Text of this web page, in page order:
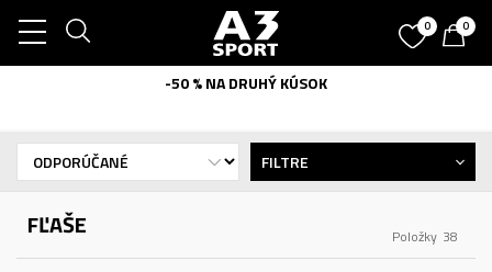
0 0
-50 % NA DRUHÝ KÚSOK
FĽAŠE 38
Položky
FILTRE